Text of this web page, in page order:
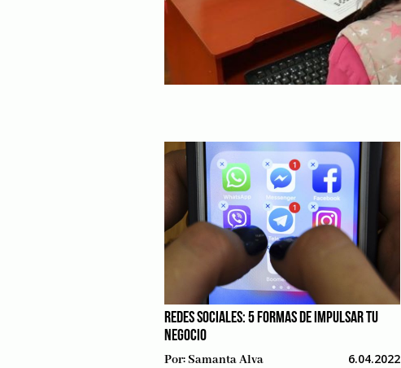
REDES SOCIALES: 5 FORMAS DE IMPULSAR TU
NEGOCIO
Por:Samanta Alva 6.04.2022